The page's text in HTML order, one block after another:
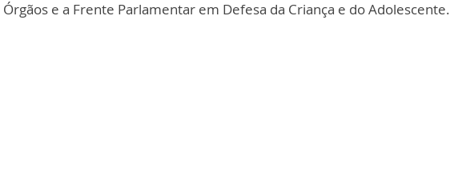
Órgãos e a Frente Parlamentar em Defesa da Criança e do Adolescente.